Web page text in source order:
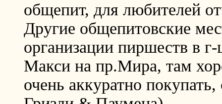
общепит, для любителей
Другие общепитовские
организации пиршеств в
Макси на пр.Мира, там
очень аккуратно